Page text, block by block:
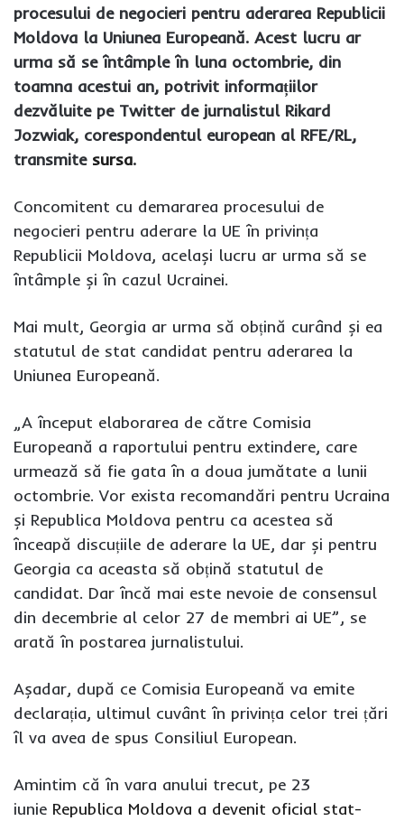
procesului de negocieri pentru aderarea Republicii
Moldova la Uniunea Europeană. Acest lucru ar
urma să se întâmple în luna octombrie, din
toamna acestui an, potrivit informațiilor
dezvăluite pe Twitter de jurnalistul Rikard
Jozwiak, corespondentul european al RFE/RL,
transmite sursa.
Concomitent cu demararea procesului de
negocieri pentru aderare la UE în privința
Republicii Moldova, același lucru ar urma să se
întâmple și în cazul Ucrainei.
Mai mult, Georgia ar urma să obțină curând și ea
statutul de stat candidat pentru aderarea la
Uniunea Europeană.
„A început elaborarea de către Comisia
Europeană a raportului pentru extindere, care
urmează să fie gata în a doua jumătate a lunii
octombrie. Vor exista recomandări pentru Ucraina
și Republica Moldova pentru ca acestea să
înceapă discuțiile de aderare la UE, dar și pentru
Georgia ca aceasta să obțină statutul de
candidat. Dar încă mai este nevoie de consensul
din decembrie al celor 27 de membri ai UE”, se
arată în postarea jurnalistului.
Așadar, după ce Comisia Europeană va emite
declarația, ultimul cuvânt în privința celor trei țări
îl va avea de spus Consiliul European.
Amintim că în vara anului trecut, pe 23
iunie Republica Moldova a devenit oficial stat-